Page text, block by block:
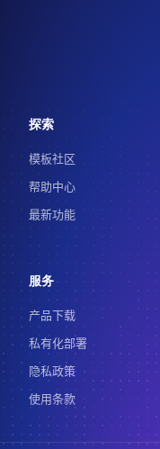
探索
模板社区
帮助中心
最新功能
服务
产品下载
私有化部署
隐私政策
使用条款